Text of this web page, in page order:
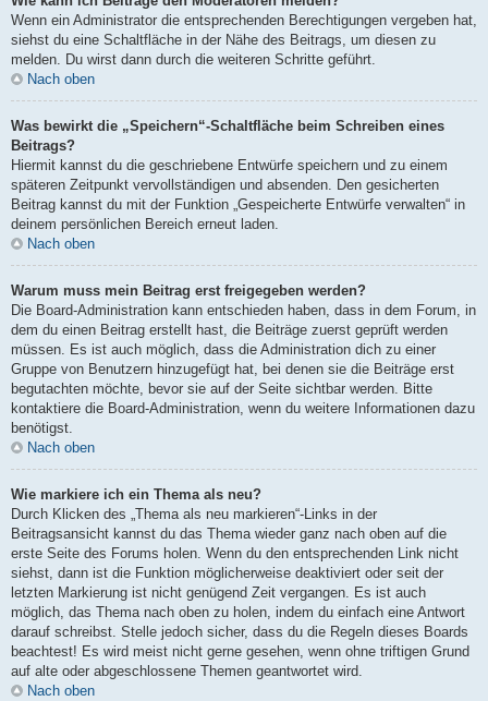
Wenn ein Administrator die entsprechenden Berechtigungen vergeben hat,
siehst du eine Schaltfläche in der Nähe des Beitrags, um diesen zu
melden. Du wirst dann durch die weiteren Schritte geführt.
Nach oben
Was bewirkt die „Speichern“-Schaltfläche beim Schreiben eines
Beitrags?
Hiermit kannst du die geschriebene Entwürfe speichern und zu einem
späteren Zeitpunkt vervollständigen und absenden. Den gesicherten
Beitrag kannst du mit der Funktion „Gespeicherte Entwürfe verwalten“ in
deinem persönlichen Bereich erneut laden.
Nach oben
Warum muss mein Beitrag erst freigegeben werden?
Die Board-Administration kann entschieden haben, dass in dem Forum, in
dem du einen Beitrag erstellt hast, die Beiträge zuerst geprüft werden
müssen. Es ist auch möglich, dass die Administration dich zu einer
Gruppe von Benutzern hinzugefügt hat, bei denen sie die Beiträge erst
begutachten möchte, bevor sie auf der Seite sichtbar werden. Bitte
kontaktiere die Board-Administration, wenn du weitere Informationen dazu
benötigst.
Nach oben
Wie markiere ich ein Thema als neu?
Durch Klicken des „Thema als neu markieren“-Links in der
Beitragsansicht kannst du das Thema wieder ganz nach oben auf die
erste Seite des Forums holen. Wenn du den entsprechenden Link nicht
siehst, dann ist die Funktion möglicherweise deaktiviert oder seit der
letzten Markierung ist nicht genügend Zeit vergangen. Es ist auch
möglich, das Thema nach oben zu holen, indem du einfach eine Antwort
darauf schreibst. Stelle jedoch sicher, dass du die Regeln dieses Boards
beachtest! Es wird meist nicht gerne gesehen, wenn ohne triftigen Grund
auf alte oder abgeschlossene Themen geantwortet wird.
Nach oben